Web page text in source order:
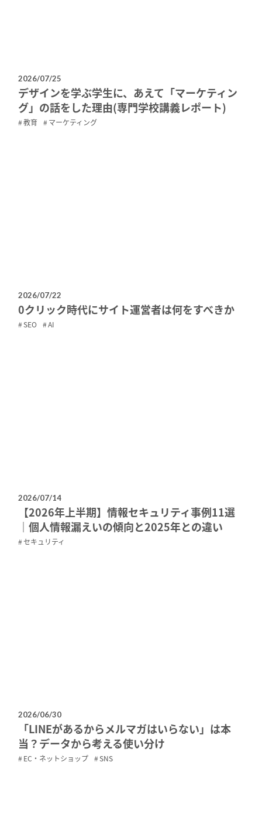
2026/07/25
デザインを学ぶ学生に、あえて「マーケティン
グ」の話をした理由(専門学校講義レポート)
教育 マーケティング
2026/07/22
0クリック時代にサイト運営者は何をすべきか
SEO AI
2026/07/14
【2026年上半期】情報セキュリティ事例11選
｜個人情報漏えいの傾向と2025年との違い
セキュリティ
2026/06/30
「LINEがあるからメルマガはいらない」は本
当？データから考える使い分け
EC・ネットショップ SNS